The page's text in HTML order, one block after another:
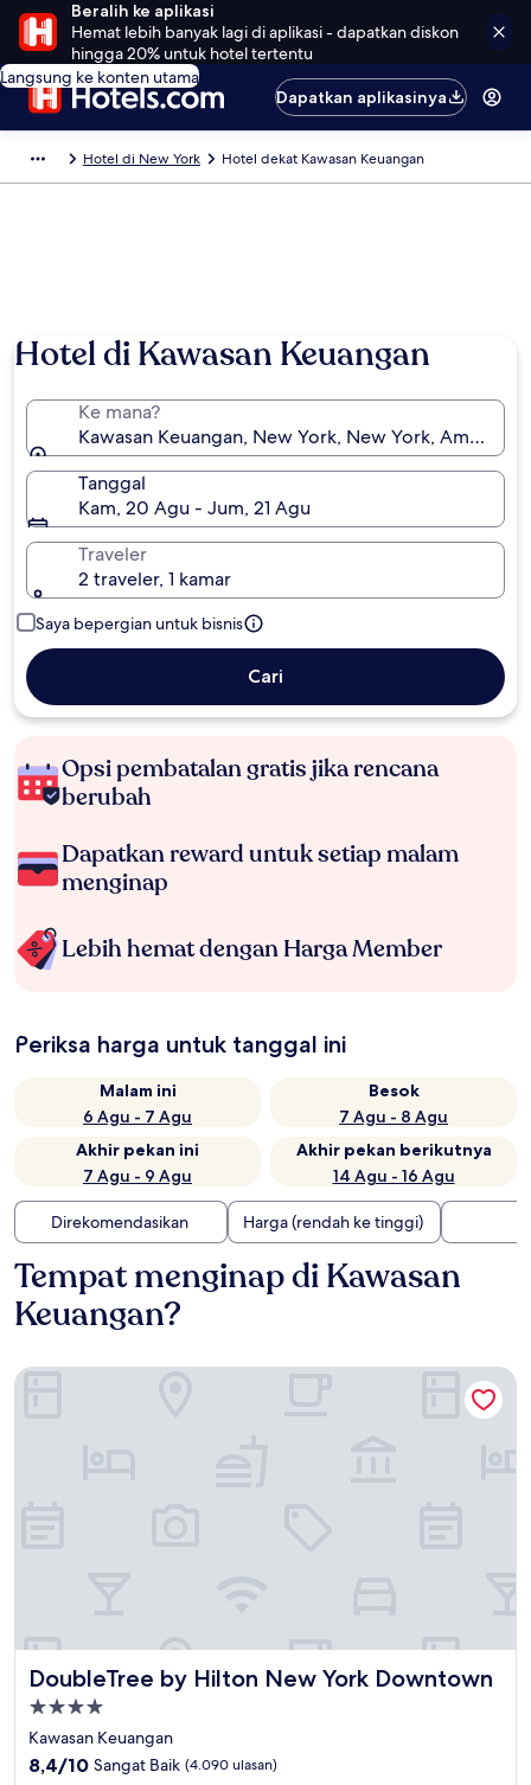
Beralih ke aplikasi
Hemat lebih banyak lagi di aplikasi - dapatkan diskon
hingga 20% untuk hotel tertentu
Langsung ke konten utama
Dapatkan aplikasinya
Hotel di New York Hotel dekat Kawasan Keuangan
Hotel di Kawasan Keuangan
Ke mana?
Kawasan Keuangan, New York, New York, Amerika
Tanggal
Kam, 20 Agu - Jum, 21 Agu
Traveler
2 traveler, 1 kamar
Saya bepergian untuk bisnis
Cari
Opsi pembatalan gratis jika rencana
berubah
Dapatkan reward untuk setiap malam
menginap
Lebih hemat dengan Harga Member
Periksa harga untuk tanggal ini
Malam ini
6 Agu - 7 Agu
Besok
7 Agu - 8 Agu
Akhir pekan ini
7 Agu - 9 Agu
Akhir pekan berikutnya
14 Agu - 16 Agu
Direkomendasikan Harga (rendah ke tinggi)
Tempat menginap di Kawasan
Keuangan?
DoubleTree by Hilton New York Downtown
DoubleTree by Hilton New York Downtown
Properti
bintang
4.0
Kawasan Keuangan
8.4
8,4/10 Sangat Baik (4.090 ulasan)
DoubleTree by Hilton New York Downtown